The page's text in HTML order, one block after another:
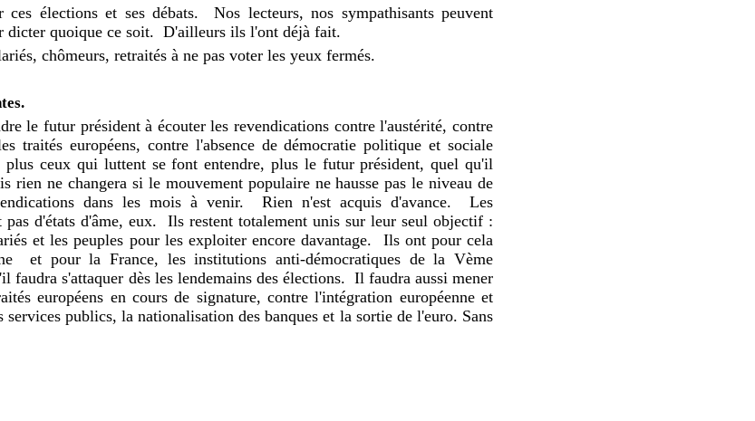
ces élections et ses débats.
Nos lecteurs, nos sympathisants peuvent
dicter quoique ce soit. D'ailleurs ils l'ont déjà fait.
chômeurs, retraités à ne pas voter les yeux fermés.
le futur président à écouter les revendications contre l'austérité, contre
traités européens, contre l'absence de démocratie politique et sociale
plus ceux qui luttent se font entendre, plus le futur président, quel qu'il
rien ne changera si le mouvement populaire ne hausse pas le niveau de
dans les mois à venir.
Rien n'est acquis d'avance.
Les
d'états d'âme, eux.
Ils restent totalement unis sur leur seul objectif :
et les peuples pour les exploiter encore davantage.
Ils ont pour cela
et pour la France, les institutions anti-démocratiques de la Vème
faudra s'attaquer dès les lendemains des élections. Il faudra aussi mener
européens en cours de signature, contre l'intégration européenne et
services publics, la nationalisation des banques et la sortie de l'euro. Sans